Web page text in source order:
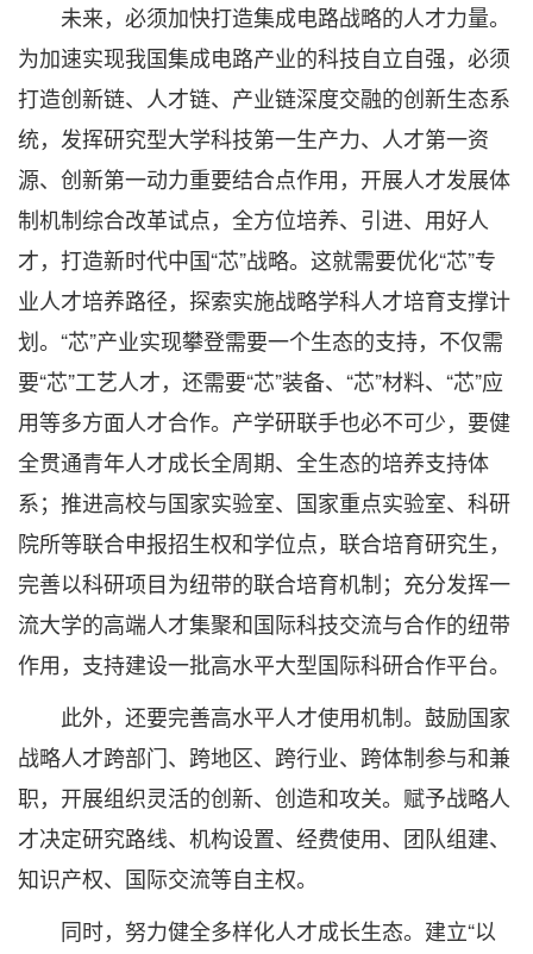
未来，必须加快打造集成电路战略的人才力量。
为加速实现我国集成电路产业的科技自立自强，必须
打造创新链、人才链、产业链深度交融的创新生态系
统，发挥研究型大学科技第一生产力、人才第一资
源、创新第一动力重要结合点作用，开展人才发展体
制机制综合改革试点，全方位培养、引进、用好人
才，打造新时代中国“芯”战略。这就需要优化“芯”专
业人才培养路径，探索实施战略学科人才培育支撑计
划。“芯”产业实现攀登需要一个生态的支持，不仅需
要“芯”工艺人才，还需要“芯”装备、“芯”材料、“芯”应
用等多方面人才合作。产学研联手也必不可少，要健
全贯通青年人才成长全周期、全生态的培养支持体
系；推进高校与国家实验室、国家重点实验室、科研
院所等联合申报招生权和学位点，联合培育研究生，
完善以科研项目为纽带的联合培育机制；充分发挥一
流大学的高端人才集聚和国际科技交流与合作的纽带
作用，支持建设一批高水平大型国际科研合作平台。
此外，还要完善高水平人才使用机制。鼓励国家
战略人才跨部门、跨地区、跨行业、跨体制参与和兼
职，开展组织灵活的创新、创造和攻关。赋予战略人
才决定研究路线、机构设置、经费使用、团队组建、
知识产权、国际交流等自主权。
同时，努力健全多样化人才成长生态。建立“以